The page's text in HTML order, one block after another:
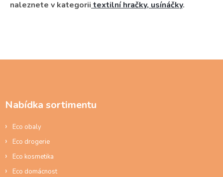
naleznete v kategoriitextilní hračky, usínáčky.
Nabídka sortimentu
Eco obaly
Eco drogerie
Eco kosmetika
Eco domácnost